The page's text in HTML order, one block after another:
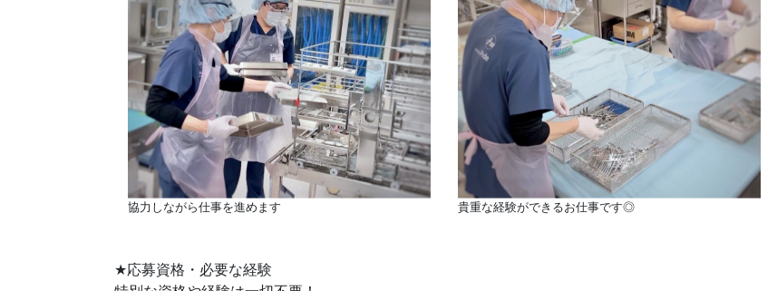
協力しながら仕事を進めます 貴重な経験ができるお仕事です◎
★応募資格・必要な経験